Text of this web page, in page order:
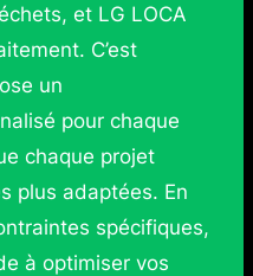
et LG LOCA
C’est
un
pour chaque
chaque projet
plus adaptées. En
spécifiques,
à optimiser vos